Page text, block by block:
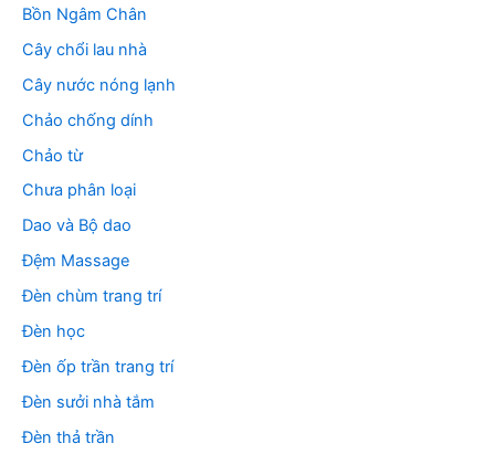
Bồn Ngâm Chân
Cây chổi lau nhà
Cây nước nóng lạnh
Chảo chống dính
Chảo từ
Chưa phân loại
Dao và Bộ dao
Đệm Massage
Đèn chùm trang trí
Đèn học
Đèn ốp trần trang trí
Đèn sưởi nhà tắm
Đèn thả trần